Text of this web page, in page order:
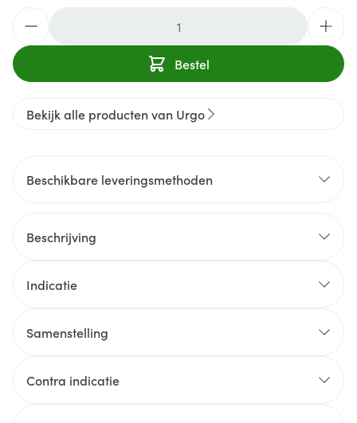
Bestel
Bekijk alle producten van Urgo
Beschikbare leveringsmethoden
Beschrijving
Indicatie
Samenstelling
Contra indicatie